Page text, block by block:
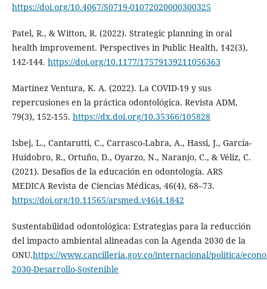
https://doi.org/10.4067/S0719-01072020000300325
Patel, R., & Witton, R. (2022). Strategic planning in oral
health improvement. Perspectives in Public Health, 142(3),
142-144. https://doi.org/10.1177/17579139211056363
Martínez Ventura, K. A. (2022). La COVID-19 y sus
repercusiones en la práctica odontológica. Revista ADM,
79(3), 152-155. https://dx.doi.org/10.35366/105828
Isbej, L., Cantarutti, C., Carrasco-Labra, A., Hassi, J., García-
Huidobro, R., Ortuño, D., Oyarzo, N., Naranjo, C., & Véliz, C.
(2021). Desafíos de la educación en odontología. ARS
MEDICA Revista de Ciencias Médicas, 46(4), 68–73.
https://doi.org/10.11565/arsmed.v46i4.1842
Sustentabilidad odontológica: Estrategias para la reducción
del impacto ambiental alineadas con la Agenda 2030 de la
ONU.https://www.cancilleria.gov.co/internacional/politica/
2030-Desarrollo-Sostenible